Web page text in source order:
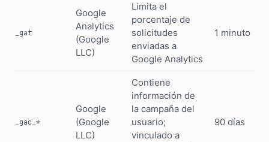
_gat
Google
Analytics
(Google
LLC)
Limita el
porcentaje de
solicitudes
enviadas a
Google Analytics
1 minuto
_gac_*
Google
(Google
LLC)
Contiene
información de
la campaña del
usuario;
vinculado a
90 días